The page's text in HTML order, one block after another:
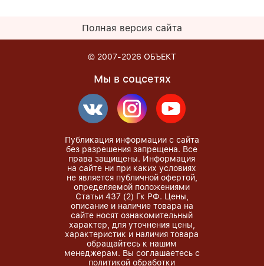
Полная версия сайта
© 2007-2026 ОБЪЕКТ
Мы в соцсетях
Публикация информации с сайта
без разрешения запрещена. Все
права защищены. Информация
на сайте ни при каких условиях
не является публичной офертой,
определяемой положениями
Статьи 437 (2) Гк РФ. Цены,
описание и наличие товара на
сайте носят ознакомительный
характер, для уточнения цены,
характеристик и наличия товара
обращайтесь к нашим
менеджерам. Вы соглашаетесь с
политикой обработки